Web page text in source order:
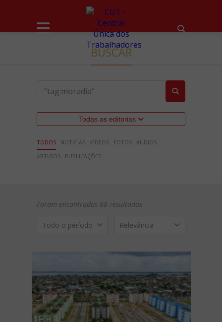
BUSCAR
Todas as editorias
TODOS NOTÍCIAS VÍDEOS FOTOS ÁUDIOS
ARTIGOS
PUBLICAÇÕES
Foram encontrados 88 resultados
Todo o período Relevância